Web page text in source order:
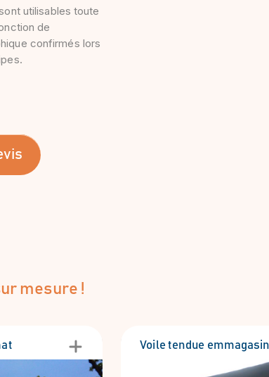
utilisables toute
de
confirmés lors
mesure !
Voile tendue